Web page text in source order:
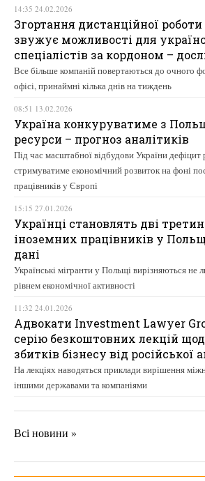
14:35 24.02.2026
Згортання дистанційної роботи
звужує можливості для
спеціалістів за кордоном –
Все більше компаній повертаються до очного
офісі, принаймні кілька днів на тиждень
08:51 13.02.2026
Україна конкуруватиме з
ресурси – прогноз аналітиків
Під час масштабної відбудови України
стримуватиме економічний розвиток на фоні
працівників у Європі
15:15 27.01.2026
Українці становлять дві
іноземних працівників у
дані
Українські мігранти у Польщі вирізняються не
рівнем економічної активності
11:32 24.01.2026
Адвокати Investment Lawyer
серію безкоштовних лекцій
збитків бізнесу від російської
На лекціях наводяться приклади вирішення
іншими державами та компаніями
Всі новини »